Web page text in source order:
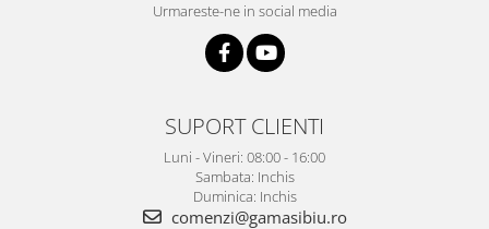
Urmareste-ne in social media
SUPORT CLIENTI
Luni - Vineri: 08:00 - 16:00
Sambata: Inchis
Duminica: Inchis
comenzi@gamasibiu.ro